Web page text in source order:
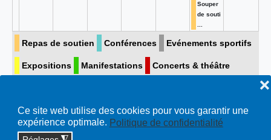
Ce site web utilise des cookies pour vous garantir une
expérience optimale. Politique de confidentialité
❌
Souper
de souti
Repas de soutien Conférences Evénements sportifs
Expositions Manifestations Concerts & théâtre